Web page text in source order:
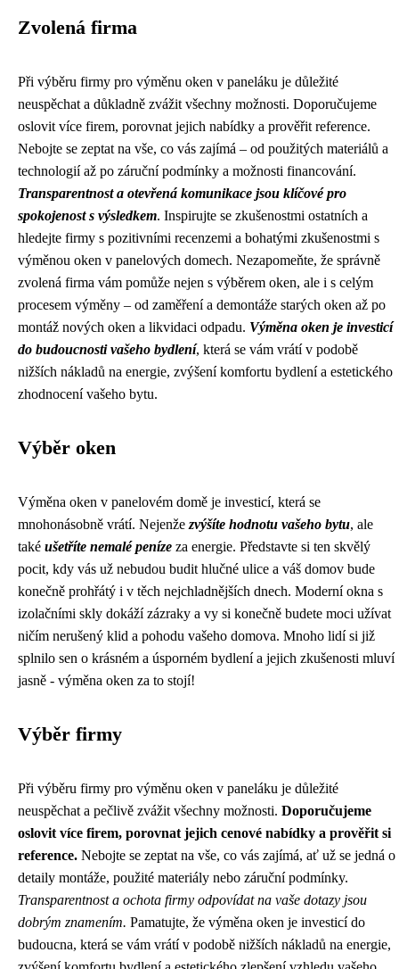
Zvolená firma
Při výběru firmy pro výměnu oken v paneláku je důležité
neuspěchat a důkladně zvážit všechny možnosti. Doporučujeme
oslovit více firem, porovnat jejich nabídky a prověřit reference.
Nebojte se zeptat na vše, co vás zajímá – od použitých materiálů a
technologií až po záruční podmínky a možnosti financování.
Transparentnost a otevřená komunikace jsou klíčové pro
spokojenost s výsledkem. Inspirujte se zkušenostmi ostatních a
hledejte firmy s pozitivními recenzemi a bohatými zkušenostmi s
výměnou oken v panelových domech. Nezapomeňte, že správně
zvolená firma vám pomůže nejen s výběrem oken, ale i s celým
procesem výměny – od zaměření a demontáže starých oken až po
montáž nových oken a likvidaci odpadu. Výměna oken je investicí
do budoucnosti vašeho bydlení, která se vám vrátí v podobě
nižších nákladů na energie, zvýšení komfortu bydlení a estetického
zhodnocení vašeho bytu.
Výběr oken
Výměna oken v panelovém domě je investicí, která se
mnohonásobně vrátí. Nejenže zvýšíte hodnotu vašeho bytu, ale
také ušetříte nemalé peníze za energie. Představte si ten skvělý
pocit, kdy vás už nebudou budit hlučné ulice a váš domov bude
konečně prohřátý i v těch nejchladnějších dnech. Moderní okna s
izolačními skly dokáží zázraky a vy si konečně budete moci užívat
ničím nerušený klid a pohodu vašeho domova. Mnoho lidí si již
splnilo sen o krásném a úsporném bydlení a jejich zkušenosti mluví
jasně - výměna oken za to stojí!
Výběr firmy
Při výběru firmy pro výměnu oken v paneláku je důležité
neuspěchat a pečlivě zvážit všechny možnosti. Doporučujeme
oslovit více firem, porovnat jejich cenové nabídky a prověřit si
reference. Nebojte se zeptat na vše, co vás zajímá, ať už se jedná o
detaily montáže, použité materiály nebo záruční podmínky.
Transparentnost a ochota firmy odpovídat na vaše dotazy jsou
dobrým znamením. Pamatujte, že výměna oken je investicí do
budoucna, která se vám vrátí v podobě nižších nákladů na energie,